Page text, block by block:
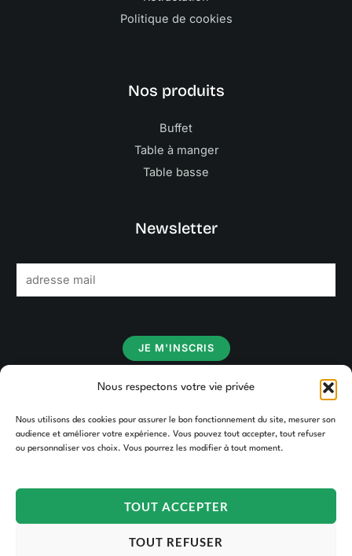
Nous respectons votre vie privée
Nous utilisons des cookies pour assurer le bon fonctionnement du site, mesurer son
audience et améliorer votre expérience. Vous pouvez tout accepter, tout refuser
ou personnaliser vos choix. Vous pourrez les modifier à tout moment.
TOUT ACCEPTER
TOUT REFUSER
Politique de cookies
Nos produits
Buffet
Table à manger
Table basse
Newsletter
m
JE M'INSCRIS